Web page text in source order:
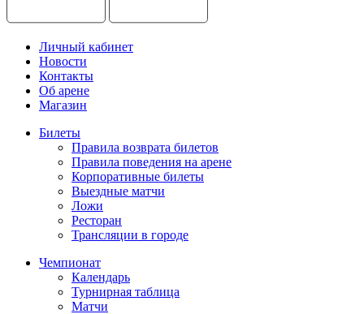
Личный кабинет
Новости
Контакты
Об арене
Магазин
Билеты
Правила возврата билетов
Правила поведения на арене
Корпоративные билеты
Выездные матчи
Ложи
Ресторан
Трансляции в городе
Чемпионат
Календарь
Турнирная таблица
Матчи